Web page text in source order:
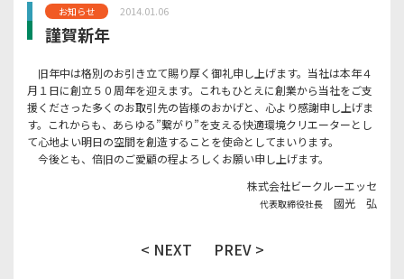
お知らせ 2014.01.06
謹賀新年
旧年中は格別のお引き立て賜り厚く御礼申し上げます。当社は本年４
月１日に創立５０周年を迎えます。これもひとえに創業から当社をご支
援くださった多くのお取引先の皆様のおかげと、心より感謝申し上げま
す。これからも、あらゆる”繋がり”を支える快適環境クリエーターとし
て心地よい明日の空間を創造することを使命としてまいります。
今後とも、倍旧のご愛顧の程よろしくお願い申し上げます。
株式会社ビークルーエッセ
代表取締役社長 國光 弘
< NEXT PREV >